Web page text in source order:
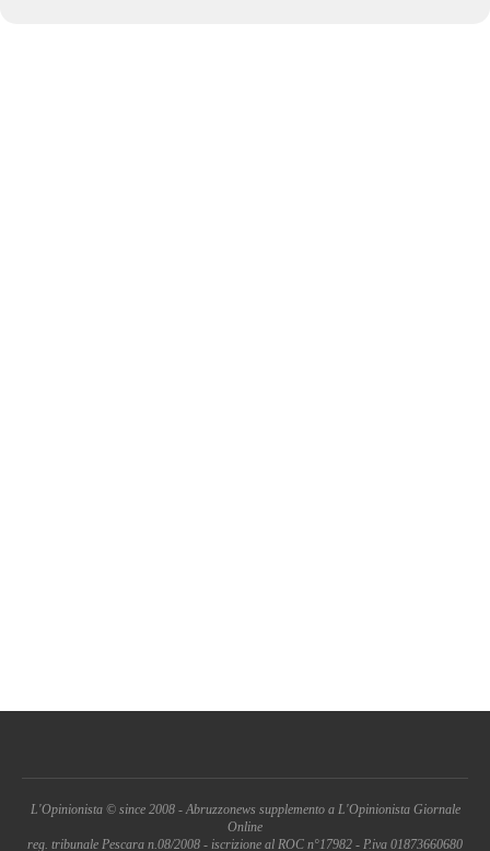
L'Opinionista © since 2008 - Abruzzonews supplemento a L'Opinionista Giornale
Online
reg. tribunale Pescara n.08/2008 - iscrizione al ROC n°17982 - P.iva 01873660680